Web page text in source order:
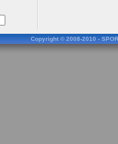
Copyright © 2008-2010 -